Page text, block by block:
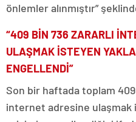
önlemler alınmıştır”
“409 BİN 736 ZARARLI
ULAŞMAK İSTEYEN
ENGELLENDİ”
Son bir haftada toplam
internet adresine ulaşmak